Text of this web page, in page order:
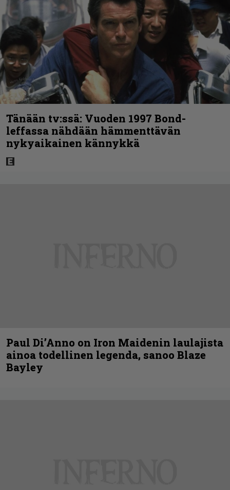
Tänään tv:ssä: Vuoden 1997 Bond-
leffassa nähdään hämmenttävän
nykyaikainen kännykkä
Paul Di’Anno on Iron Maidenin laulajista
ainoa todellinen legenda, sanoo Blaze
Bayley